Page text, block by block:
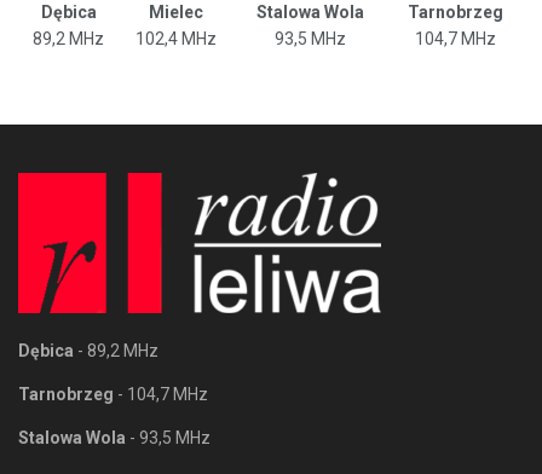
Dębica Mielec Stalowa Wola
Tarnobrzeg
89,2 MHz
102,4 MHz 93,5 MHz 104,7 MHz
Dębica - 89,2 MHz
Tarnobrzeg - 104,7 MHz
Stalowa Wola - 93,5 MHz